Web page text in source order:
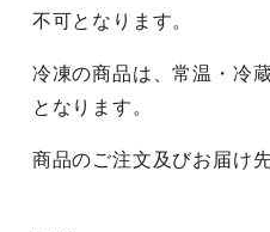
不可となります。
冷凍の商品は、常温・冷
となります。
商品のご注文及びお届け